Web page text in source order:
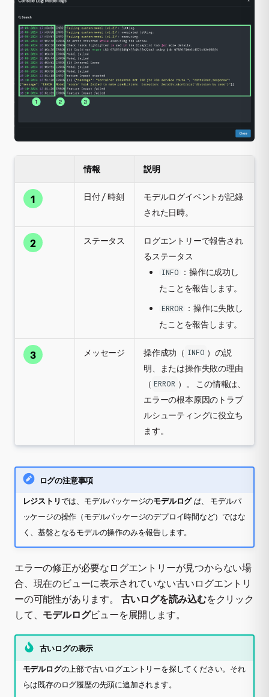
情報 説明
1 日付 / 時刻
モデルログイベントが記録
された日時。
2 ステータス
ログエントリーで報告され
るステータス
INFO
：操作に成功し
たことを報告します。
ERROR
：操作に失敗し
たことを報告します。
3 メッセージ 操作成功（ INFO ）の説
明、または操作失敗の理由
（ ERROR ）。 この情報は、
エラーの根本原因のトラブ
ルシューティングに役立ち
ます。
ログの注意事項
レジストリでは、モデルパッケージのモデルログ は、
モデルパ
ッケージの操作（モデルパッケージのデプロイ時間など）ではな
く、基盤となるモデルの操作のみを報告します。
エラーの修正が必要なログエントリーが見つからない場
合、現在のビューに表示されていない古いログエントリ
ーの可能性があります。 古いログを読み込むをクリック
して、 モデルログビューを展開します。
古いログの表示
モデルログの上部で古いログエントリーを探してください。それ
らは既存のログ履歴の先頭に追加されます。